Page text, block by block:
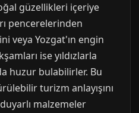
güzellikleri içeriye
pencerelerinden
veya Yozgat'ın engin
ise yıldızlarla
huzur bulabilirler. Bu
turizm anlayışını
malzemeler